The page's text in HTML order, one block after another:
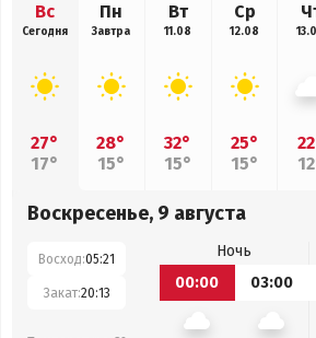
Вс
Сегодня
27°
17°
Пн
Завтра
28°
15°
Вт
11.08
32°
15°
Ср
12.08
25°
15°
Воскресенье, 9 августа
Восход:05:21
Закат:20:13
Ночь
00:00
03:00